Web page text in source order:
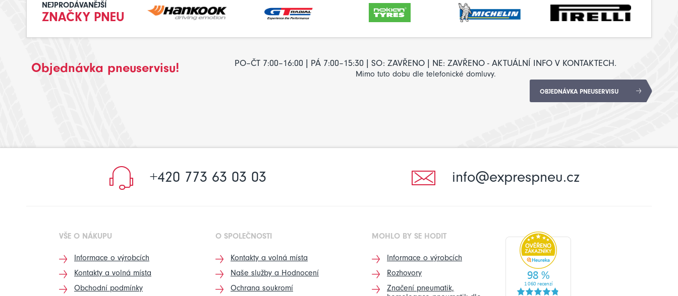
NEJPRODÁVANĚJŠÍ
ZNAČKY PNEU
Objednávka pneuservisu! PO–ČT 7:00–16:00 | PÁ 7:00–15:30 | SO: ZAVŘENO | NE: ZAVŘENO - AKTUÁLNÍ INFO V KONTAKTECH.
Mimo tuto dobu dle telefonické domluvy.
OBJEDNÁVKA PNEUSERVISU
+420 773 63 03 03 info@exprespneu.cz
VŠE O NÁKUPU
Informace o výrobcích
Kontakty a volná místa
Obchodní podmínky
O SPOLEČNOSTI
Kontakty a volná místa
Naše služby a Hodnocení
Ochrana soukromí
MOHLO BY SE HODIT
Informace o výrobcích
Rozhovory
Značení pneumatik,